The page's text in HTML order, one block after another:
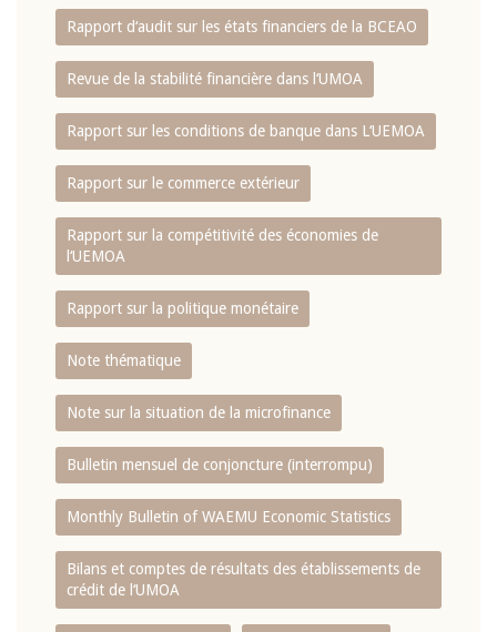
Rapport d‘audit sur les états financiers de la BCEAO
Revue de la stabilité financière dans l‘UMOA
Rapport sur les conditions de banque dans L‘UEMOA
Rapport sur le commerce extérieur
Rapport sur la compétitivité des économies de
l‘UEMOA
Rapport sur la politique monétaire
Note thématique
Note sur la situation de la microfinance
Bulletin mensuel de conjoncture (interrompu)
Monthly Bulletin of WAEMU Economic Statistics
Bilans et comptes de résultats des établissements de
crédit de l‘UMOA